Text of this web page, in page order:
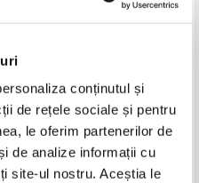
conținutul și
de rețele sociale și pentru
le oferim partenerilor de
de analize informații cu
site-ul nostru. Aceștia le
Nicolae Iorga - Razboiul nostru
in note zilnice (2 volume)